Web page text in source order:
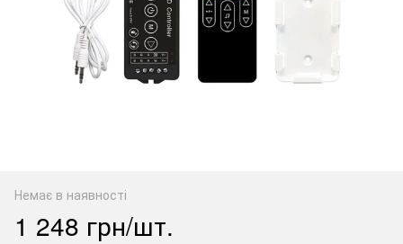
Немає в наявності
1 248 грн/шт.